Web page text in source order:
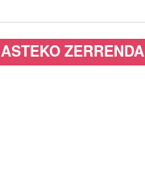
ASTEKO ZERRENDA